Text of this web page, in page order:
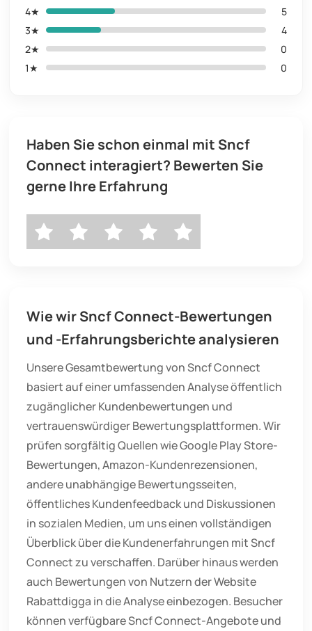
4★
5
3★
4
2★
0
1★
0
Haben Sie schon einmal mit Sncf
Connect interagiert? Bewerten Sie
gerne Ihre Erfahrung
Wie wir Sncf Connect-Bewertungen
und -Erfahrungsberichte analysieren
Unsere Gesamtbewertung von Sncf Connect
basiert auf einer umfassenden Analyse öffentlich
zugänglicher Kundenbewertungen und
vertrauenswürdiger Bewertungsplattformen. Wir
prüfen sorgfältig Quellen wie Google Play Store-
Bewertungen, Amazon-Kundenrezensionen,
andere unabhängige Bewertungsseiten,
öffentliches Kundenfeedback und Diskussionen
in sozialen Medien, um uns einen vollständigen
Überblick über die Kundenerfahrungen mit Sncf
Connect zu verschaffen. Darüber hinaus werden
auch Bewertungen von Nutzern der Website
Rabattdigga in die Analyse einbezogen. Besucher
können verfügbare Sncf Connect-Angebote und